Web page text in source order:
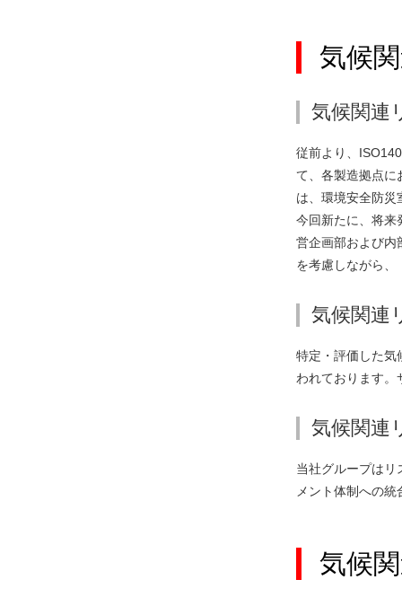
気候
気候関連
従前より、
て、各製造拠点に
は、環境安全防災
今回新たに、将来
営企画部および内
を考慮しながら、
気候関連
特定・評価した気
われております。
気候関連
当社グループはリ
メント体制への
気候